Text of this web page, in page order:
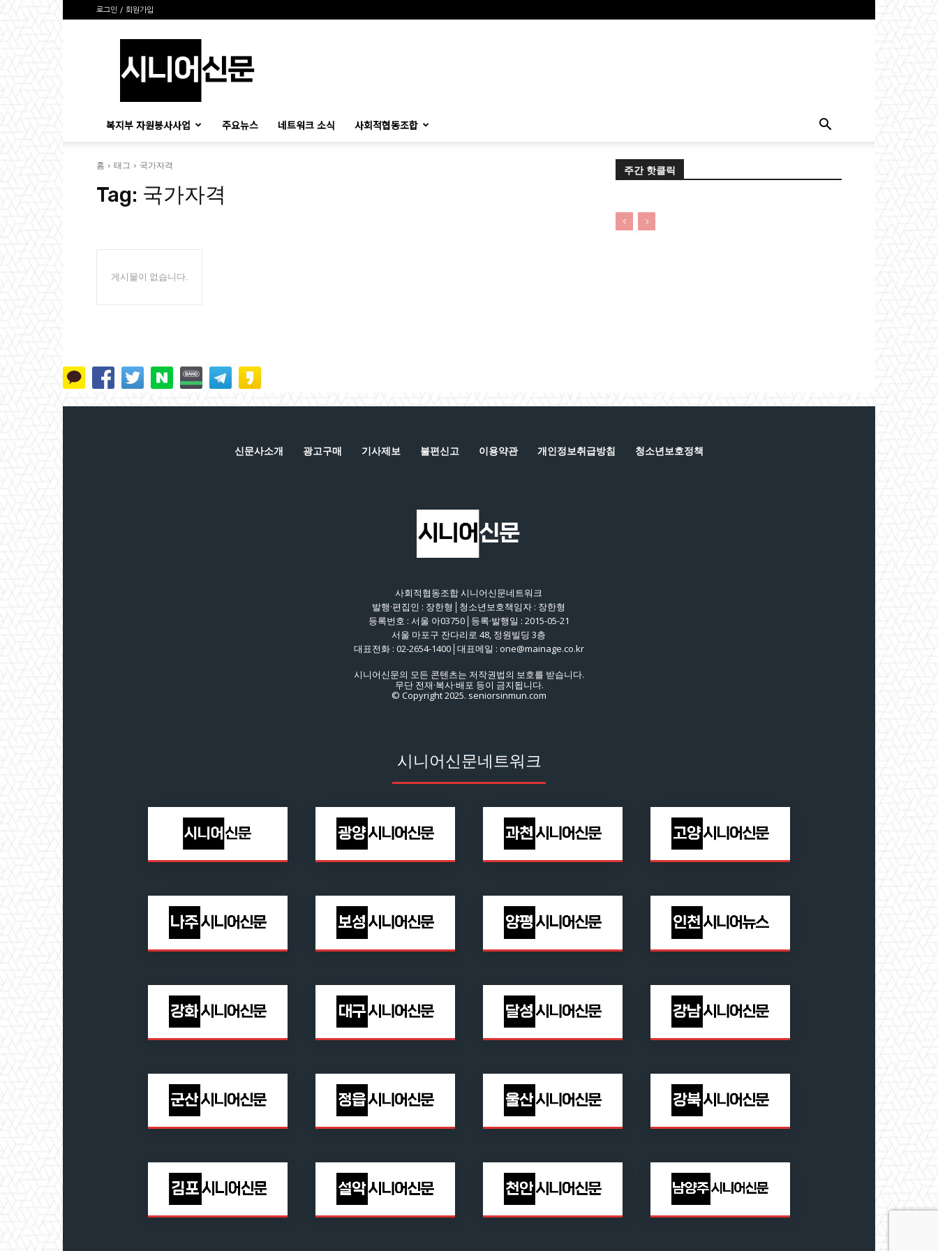
로그인 / 회원가입
니
어
복지부 자원봉사사업 주요뉴스 네트워크 소식 사회적협동조합
홈 태그 국가자격
Tag: 국가자격
게시물이 없습니다.
주간 핫클릭
신문사소개 광고구매 기사제보 불편신고 이용약관 개인정보취급방침 청소년보호정책
사회적협동조합 시니어신문네트워크
발행·편집인 : 장한형│청소년보호책임자 : 장한형
등록번호 : 서울 아03750│등록·발행일 : 2015-05-21
서울 마포구 잔다리로 48, 정원빌딩 3층
대표전화 : 02-2654-1400│대표메일 : one@mainage.co.kr
시니어신문의 모든 콘텐츠는 저작권법의 보호를 받습니다.
무단 전재·복사·배포 등이 금지됩니다.
© Copyright 2025. seniorsinmun.com
시니어신문네트워크